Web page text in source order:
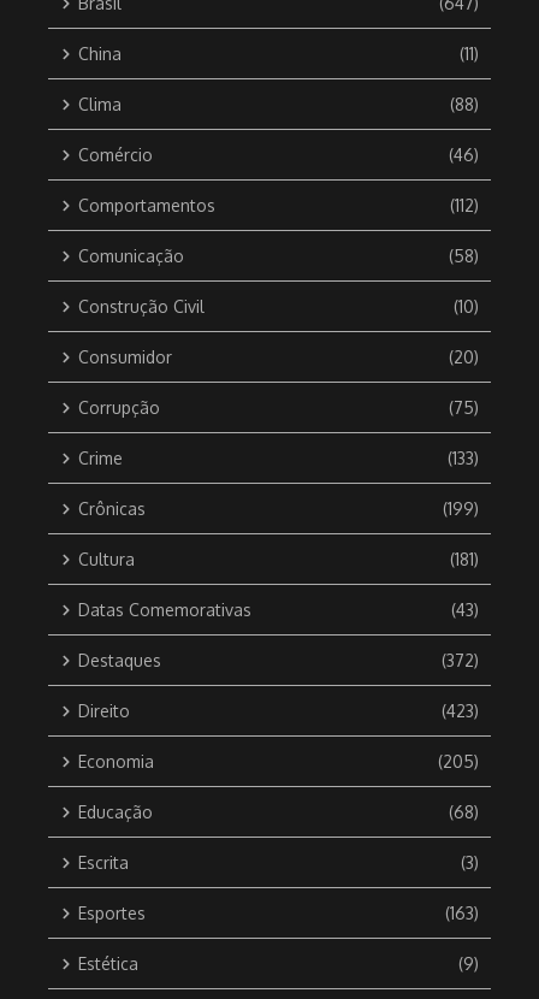
China (11)
Clima (88)
Comércio (46)
Comportamentos (112)
Comunicação (58)
Construção Civil (10)
Consumidor (20)
Corrupção (75)
Crime (133)
Crônicas (199)
Cultura (181)
Datas Comemorativas (43)
Destaques (372)
Direito (423)
Economia (205)
Educação (68)
Escrita (3)
Esportes (163)
Estética (9)